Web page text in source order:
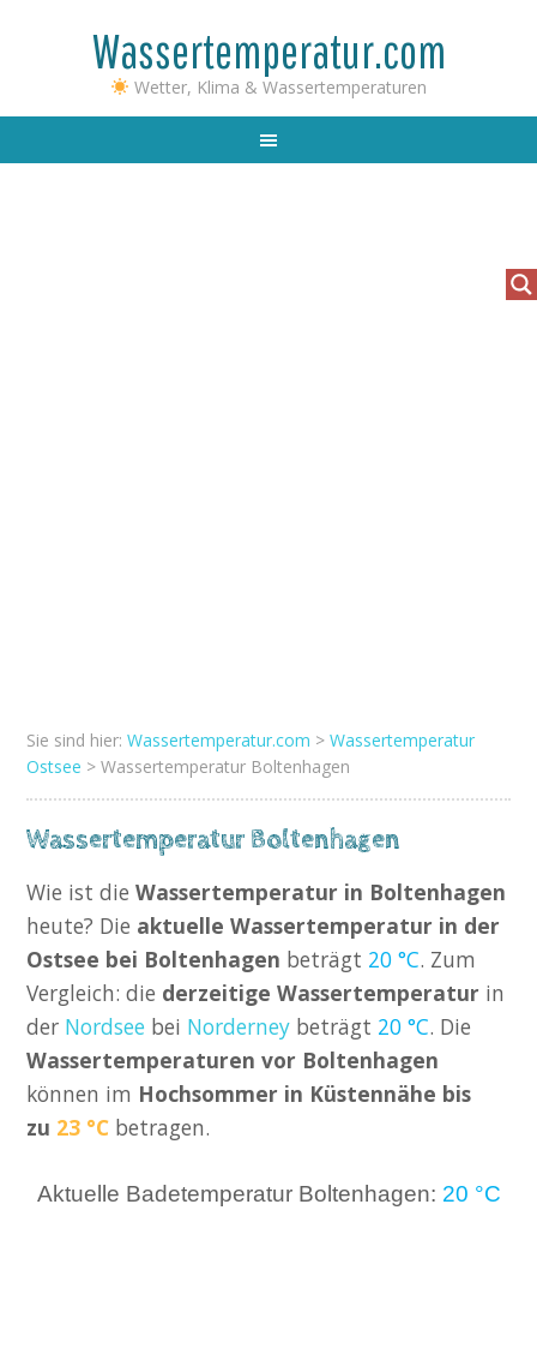
Wassertemperatur.com
Wetter, Klima & Wassertemperaturen
Sie sind hier:Wassertemperatur.com >Wassertemperatur
Ostsee > Wassertemperatur Boltenhagen
Wassertemperatur Boltenhagen
Wie ist dieWassertemperatur in Boltenhagen
heute? Die aktuelle Wassertemperatur in der
Ostsee bei Boltenhagen beträgt 20 °C. Zum
Vergleich: die derzeitige Wassertemperatur in
der Nordsee bei Norderney beträgt 20 °C. Die
Wassertemperaturen vor Boltenhagen
können im Hochsommer in Küstennähe bis
zu 23 °C betragen.
Aktuelle Badetemperatur Boltenhagen: 20 °C